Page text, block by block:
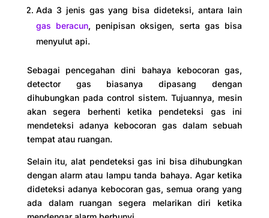
Ada 3 jenis gas yang bisa dideteksi, antara lain
gas beracun, penipisan oksigen, serta gas bisa
menyulut api.
Sebagai pencegahan dini bahaya kebocoran gas,
detector gas biasanya dipasang dengan
dihubungkan pada control sistem. Tujuannya, mesin
akan segera berhenti ketika pendeteksi gas ini
mendeteksi adanya kebocoran gas dalam sebuah
tempat atau ruangan.
Selain itu, alat pendeteksi gas ini bisa dihubungkan
dengan alarm atau lampu tanda bahaya. Agar ketika
dideteksi adanya kebocoran gas, semua orang yang
ada dalam ruangan segera melarikan diri ketika